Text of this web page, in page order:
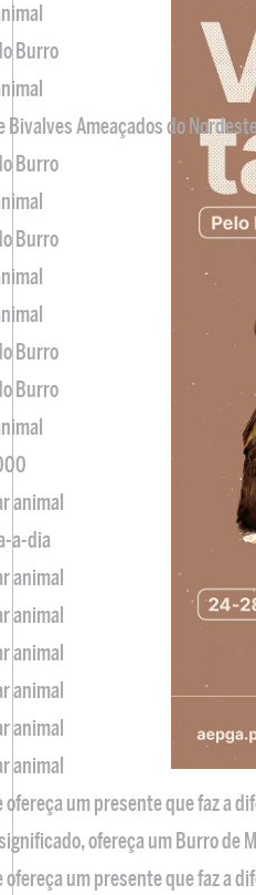
Burro
Bivalves Ameaçados do
Burro
Burro
Burro
Burro
animal
a-dia
animal
animal
animal
animal
animal
animal
ofereça um presente que faz a
ofereça um Burro de
ofereça um presente que faz a